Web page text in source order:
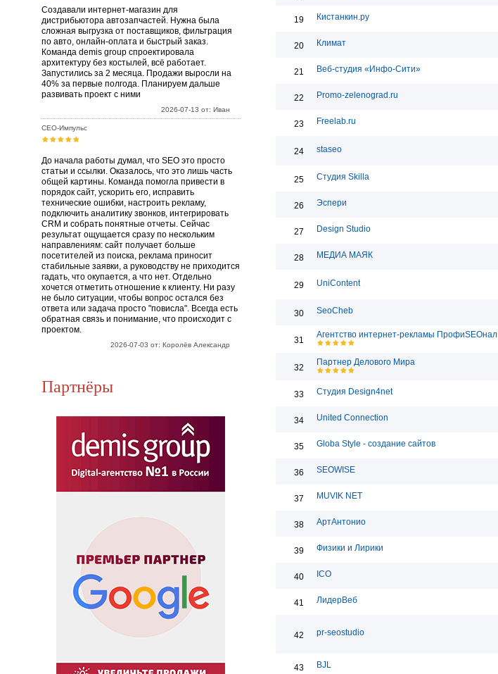
Создавали интернет-магазин для
дистрибьютора автозапчастей. Нужна была
сложная выгрузка от поставщиков, фильтрация
по авто, онлайн-оплата и быстрый заказ.
Команда demis group спроектировала
архитектуру без костылей, всё работает.
Запустились за 2 месяца. Продажи выросли на
40% за первые полгода. Планируем дальше
развивать проект с ними
2026-07-13 от: Иван
СЕО-Импульс
До начала работы думал, что SEO это просто
статьи и ссылки. Оказалось, что это лишь часть
общей картины. Команда помогла привести в
порядок сайт, ускорить его, исправить
технические ошибки, настроить рекламу,
подключить аналитику звонков, интегрировать
CRM и собрать понятные отчеты. Сейчас
результат ощущается сразу по нескольким
направлениям: сайт получает больше
посетителей из поиска, реклама приносит
стабильные заявки, а руководству не приходится
гадать, что окупается, а что нет. Отдельно
хочется отметить отношение к клиенту. Ни разу
не было ситуации, чтобы вопрос остался без
ответа или задача просто "повисла". Всегда есть
обратная связь и понимание, что происходит с
проектом.
2026-07-03 от: Королёв Александр
Партнёры
19 Кистанкин.ру
20 Климат
21 Веб-студия «Инфо-Сити»
22 Promo-zelenograd.ru
23 Freelab.ru
24 staseo
25 Студия Skilla
26 Эспери
27 Design Studio
28 МЕДИА МАЯК
29 UniContent
30 SeoCheb
31
Агентство интернет-рекламы ПрофиSEOнал
32
Партнер Делового Мира
33 Студия Design4net
34 United Connection
35 Globa Style - создание сайтов
36 SEOWISE
37 MUVIK NET
38 АртАнтонио
39 Физики и Лирики
40 ICO
41 ЛидерВеб
42 pr-seostudio
43 BJL